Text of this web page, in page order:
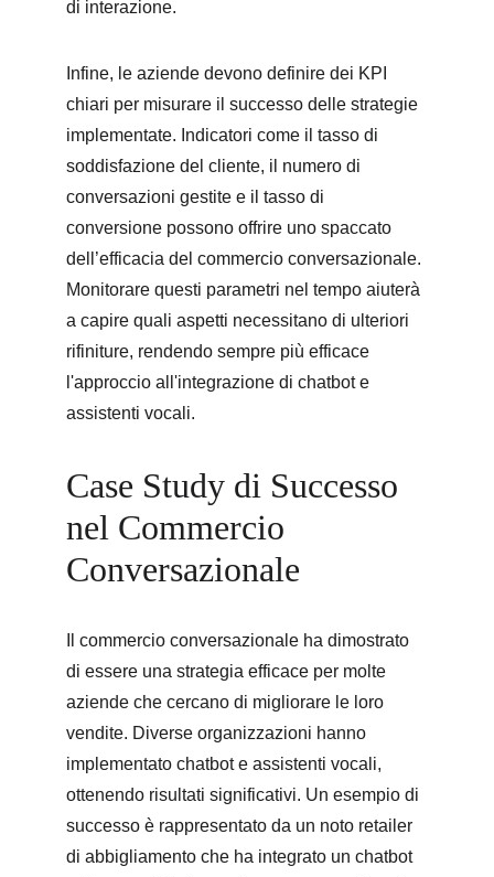
di interazione.
Infine, le aziende devono definire dei KPI
chiari per misurare il successo delle strategie
implementate. Indicatori come il tasso di
soddisfazione del cliente, il numero di
conversazioni gestite e il tasso di
conversione possono offrire uno spaccato
dell’efficacia del commercio conversazionale.
Monitorare questi parametri nel tempo aiuterà
a capire quali aspetti necessitano di ulteriori
rifiniture, rendendo sempre più efficace
l'approccio all'integrazione di chatbot e
assistenti vocali.
Case Study di Successo
nel Commercio
Conversazionale
Il commercio conversazionale ha dimostrato
di essere una strategia efficace per molte
aziende che cercano di migliorare le loro
vendite. Diverse organizzazioni hanno
implementato chatbot e assistenti vocali,
ottenendo risultati significativi. Un esempio di
successo è rappresentato da un noto retailer
di abbigliamento che ha integrato un chatbot